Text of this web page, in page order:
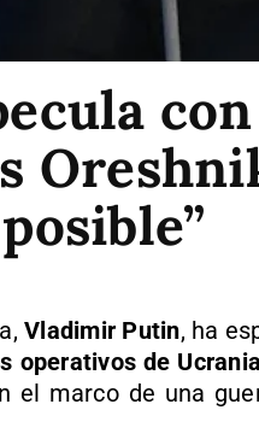
Vladimir Putin, ha
operativos de
el marco de una